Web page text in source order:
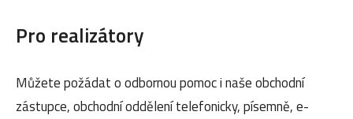
Pro realizátory
Můžete požádat o odbornou pomoc i naše obchodní
zástupce, obchodní oddělení telefonicky, písemně, e-